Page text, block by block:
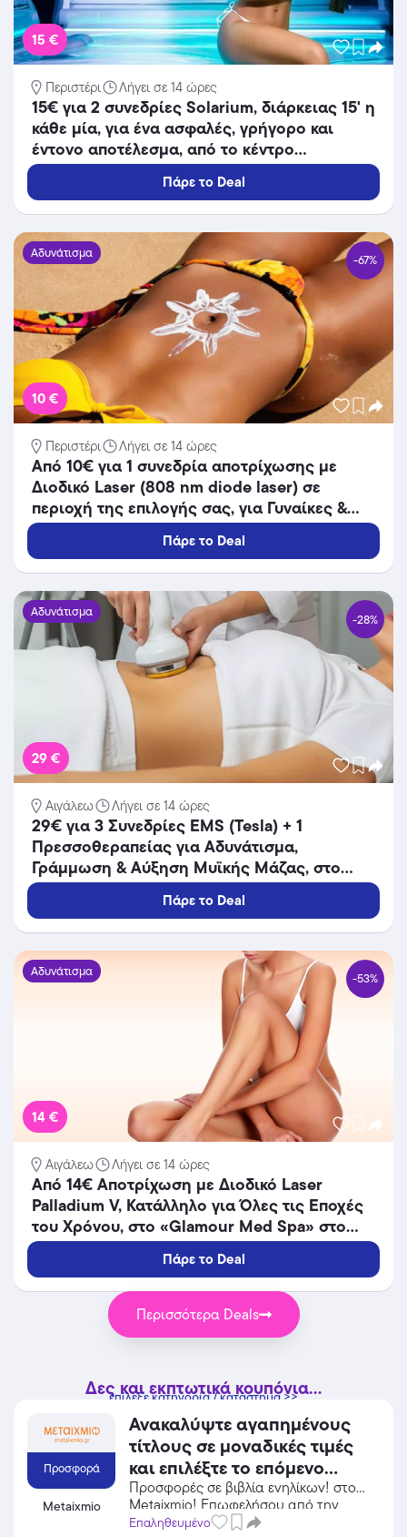
15 €
Περιστέρι Λήγει σε 14 ώρες
15€ για 2 συνεδρίες Solarium, διάρκειας 15' η
κάθε μία, για ένα ασφαλές, γρήγορο και
έντονο αποτέλεσμα, από το κέντρο
κοσμητικής ιατρικής Mediaspis στο
Περιστέρι, διπλα στο Μετρό Περιστέρι!
Πάρε το Deal
Αδυνάτισμα -67%
10 €
Περιστέρι Λήγει σε 14 ώρες
Από 10€ για 1 συνεδρία αποτρίχωσης με
Διοδικό Laser (808 nm diode laser) σε
περιοχή της επιλογής σας, για Γυναίκες &
Άνδρες, από το Mediaspis στο Περιστέρι
διπλα στ Μετρό Περιστέρι!
Πάρε το Deal
Αδυνάτισμα -28%
29 €
Αιγάλεω Λήγει σε 14 ώρες
29€ για 3 Συνεδρίες EMS (Tesla) + 1
Πρεσσοθεραπείας για Αδυνάτισμα,
Γράμμωση & Αύξηση Μυϊκής Μάζας, στο
«Glamour Med Spa» στο Αιγάλεω Πλησίον
Πάρε το Deal
Αδυνάτισμα -53%
14 €
Αιγάλεω Λήγει σε 14 ώρες
Από 14€ Αποτρίχωση με Διοδικό Laser
Palladium V, Κατάλληλο για Όλες τις Εποχές
του Χρόνου, στο «Glamour Med Spa» στο
Αιγάλεω Πλησίον Μετρό.
Πάρε το Deal
Περισσότερα Deals
Δες και εκπτωτικά κουπόνια...
επίλεξε κατηγορία / κατάστημα >>
Προσφορά
Metaixmio
Ανακαλύψτε αγαπημένους
τίτλους σε μοναδικές τιμές
και επιλέξτε το επόμενο
αναγνωστικό σας ταξίδι!
Προσφορές σε βιβλία ενηλίκων! στο
Metaixmio! Επωφελήσου από την
προσφορά σε Βιβλία / CD / DVD του
Επαληθευμένο